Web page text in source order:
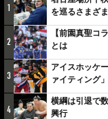
1
を巡るさまざ
2
【前園真聖コ
とは
3
アイスホッケ
ァイティング
4
横綱は引退で
興行